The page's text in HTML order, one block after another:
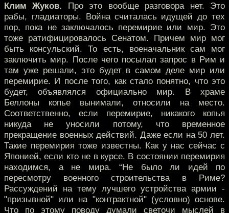
Клим Жуков. Про это вообще разговора нет. Это
рабы, гладиаторы. Война считалась идущей до тех
пор, пока не заключалось перемирие или мир. Это
тоже ратифицировалось Сенатом. Причем мир мог
быть консульский. То есть, военачальник сам мог
заключить мир. После чего посылал запрос в Рим и
там уже решали, это будет в самом деле мир или
перемирие. И после того, как стало понятно, что это
будет, объявлялся официально мир. В храме
Беллоны копье вынимали, относили на место.
Соответственно, если перемирие, никакого копья
никуда не уносили потому, что временное
прекращение военных действий. Даже если на 50 лет.
Такие перемирия тоже известны. Как у нас сейчас с
Японией, если кто не в курсе. В состоянии перемирия
находимся, а не мира. “Не было ли идей по
пересмотру военного строительства в Риме?
Рассуждений на тему лучшего устройства армии -
"призывной" или на "контрактной" (условно) основе.
Что по этому поводу думали светочи мыслей в